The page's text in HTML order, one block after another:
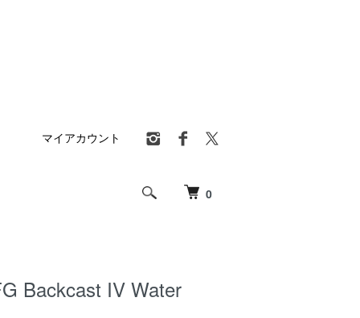
0
マイアカウント
Backcast IV Water